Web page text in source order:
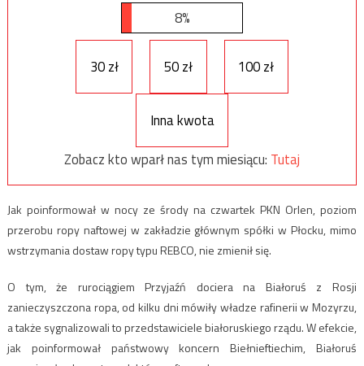
8%
30 zł 50 zł 100 zł
Inna kwota
Zobacz kto wparł nas tym miesiącu: Tutaj
Jak poinformował w nocy ze środy na czwartek PKN Orlen, poziom
przerobu ropy naftowej w zakładzie głównym spółki w Płocku, mimo
wstrzymania dostaw ropy typu REBCO, nie zmienił się.
O tym, że rurociągiem Przyjaźń dociera na Białoruś z Rosji
zanieczyszczona ropa, od kilku dni mówiły władze rafinerii w Mozyrzu,
a także sygnalizowali to przedstawiciele białoruskiego rządu. W efekcie,
jak poinformował państwowy koncern Biełnieftiechim, Białoruś